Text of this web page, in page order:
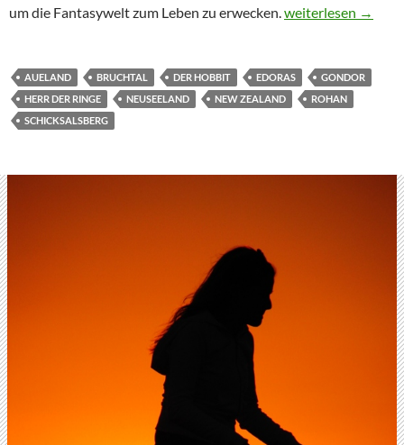
um die Fantasywelt zum Leben zu erwecken.Die Drehorte von
weiterlesen →
AUELAND BRUCHTAL DER HOBBIT EDORAS
GONDOR
HERR DER RINGE
NEUSEELAND NEW ZEALAND
ROHAN
SCHICKSALSBERG